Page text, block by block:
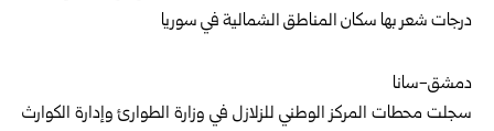
دمشق-سانا
سجلت محطات المركز الوطني للزلازل في وزارة الطوارئ وإدارة الكوارث